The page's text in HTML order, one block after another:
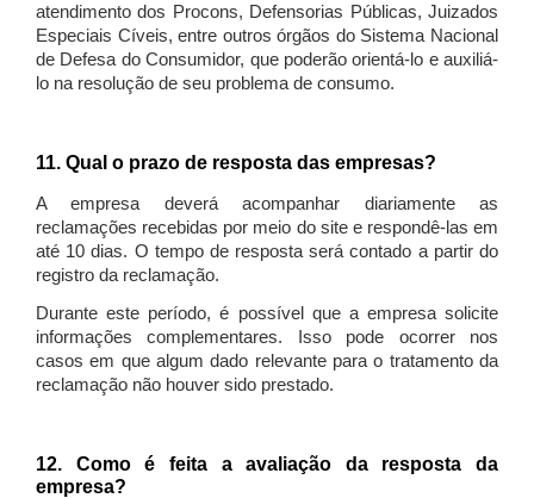
atendimento dos Procons, Defensorias Públicas, Juizados
Especiais Cíveis, entre outros órgãos do Sistema Nacional
de Defesa do Consumidor, que poderão orientá-lo e auxiliá-
lo na resolução de seu problema de consumo.
11. Qual o prazo de resposta das empresas?
A empresa deverá acompanhar diariamente as
reclamações recebidas por meio do site e respondê-las em
até 10 dias. O tempo de resposta será contado a partir do
registro da reclamação.
Durante este período, é possível que a empresa solicite
informações complementares. Isso pode ocorrer nos
casos em que algum dado relevante para o tratamento da
reclamação não houver sido prestado.
12. Como é feita a avaliação da resposta da
empresa?